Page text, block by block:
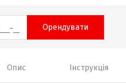
Орендувати
Опис Інструкція